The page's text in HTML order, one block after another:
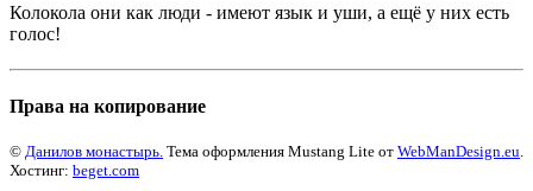
Колокола они как люди - имеют язык и уши, а ещё у них есть
голос!
Права на копирование
© Данилов монастырь. Тема оформления Mustang Lite от WebManDesign.eu.
Хостинг: beget.com